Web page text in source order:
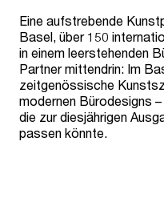
Eine aufstrebende
Basel, über 150
in einem leerstehenden
Partner mittendrin: Im
zeitgenössische
modernen Bürodesigns
die zur diesjährigen
passen könnte.